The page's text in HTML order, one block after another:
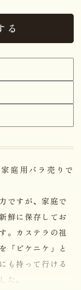
る
庭用バラ売りで
ですが、家庭で
鮮に保存してお
。カステラの祖
「ピケニケ」と
も持って行ける
た。